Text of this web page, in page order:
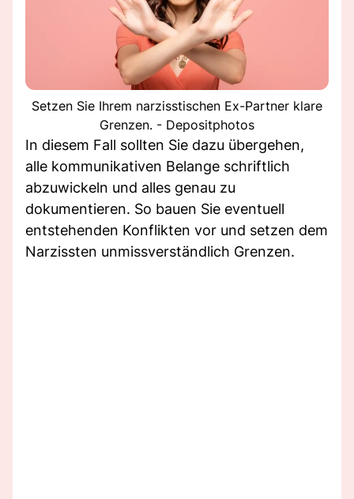
Setzen Sie Ihrem narzisstischen Ex-Partner klare
Grenzen. - Depositphotos
In diesem Fall sollten Sie dazu übergehen,
alle kommunikativen Belange schriftlich
abzuwickeln und alles genau zu
dokumentieren. So bauen Sie eventuell
entstehenden Konflikten vor und setzen dem
Narzissten unmissverständlich Grenzen.